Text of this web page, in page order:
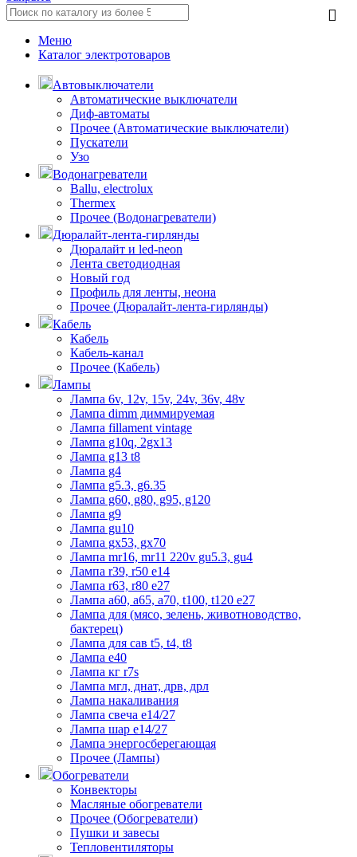
Меню
Каталог электротоваров
Автовыключатели
Автоматические выключатели
Диф-автоматы
Прочее (Автоматические выключатели)
Пускатели
Узо
Водонагреватели
Ballu, electrolux
Thermex
Прочее (Водонагреватели)
Дюралайт-лента-гирлянды
Дюралайт и led-neon
Лента светодиодная
Новый год
Профиль для ленты, неона
Прочее (Дюралайт-лента-гирлянды)
Кабель
Кабель
Кабель-канал
Прочее (Кабель)
Лампы
Лампа 6v, 12v, 15v, 24v, 36v, 48v
Лампа dimm диммируемая
Лампа fillament vintage
Лампа g10q, 2gx13
Лампа g13 t8
Лампа g4
Лампа g5.3, g6.35
Лампа g60, g80, g95, g120
Лампа g9
Лампа gu10
Лампа gx53, gx70
Лампа mr16, mr11 220v gu5.3, gu4
Лампа r39, r50 е14
Лампа r63, r80 е27
Лампа а60, а65, а70, t100, t120 е27
Лампа для (мясо, зелень, животноводство,
бактерец)
Лампа для сав t5, t4, t8
Лампа е40
Лампа кг r7s
Лампа мгл, днат, дрв, дрл
Лампа накаливания
Лампа свеча е14/27
Лампа шар е14/27
Лампа энергосберегающая
Прочее (Лампы)
Обогреватели
Конвекторы
Масляные обогреватели
Прочее (Обогреватели)
Пушки и завесы
Тепловентиляторы